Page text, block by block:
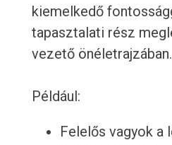
kiemelkedő
tapasztalati rész
vezető önéletrajzában.
Például:
Felelős vagyok a